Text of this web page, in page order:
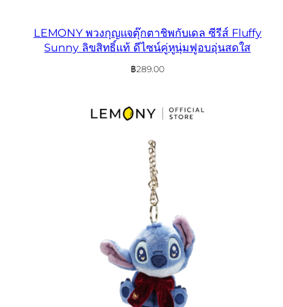
LEMONY พวงกุญแจตุ๊กตาชิพกับเดล ซีรีส์ Fluffy
Sunny ลิขสิทธิ์แท้ ดีไซน์คู่หูนุ่มฟูอบอุ่นสดใส
฿289.00